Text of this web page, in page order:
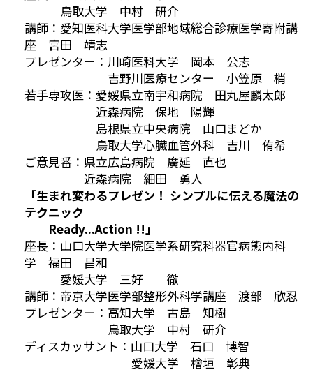
鳥取大学 中村 研介
講師：愛知医科大学医学部地域総合診療医学寄附講
座 宮田 靖志
プレゼンター：川崎医科大学 岡本 公志
吉野川医療センター 小笠原 梢
若手専攻医：愛媛県立南宇和病院 田丸屋麟太郎
近森病院 保地 陽輝
島根県立中央病院 山口まどか
鳥取大学心臓血管外科 吉川 侑希
ご意見番：県立広島病院 廣延 直也
近森病院 細田 勇人
「生まれ変わるプレゼン！ シンプルに伝える魔法の
テクニック
Ready...Action !!」
座長：山口大学大学院医学系研究科器官病態内科
学 福田 昌和
愛媛大学 三好 徹
講師：帝京大学医学部整形外科学講座 渡部 欣忍
プレゼンター：高知大学 古島 知樹
鳥取大学 中村 研介
ディスカッサント：山口大学 石口 博智
愛媛大学 檜垣 彰典